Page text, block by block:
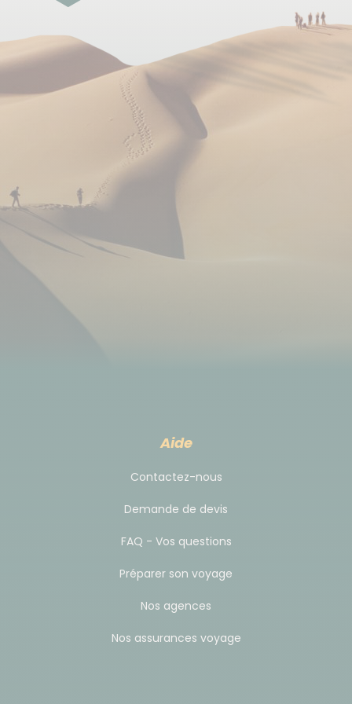
Durant votre séjour, les boissons, autres que
l’eau minérale, sont à votre charge.
Évitez autant que possible l’achat de bouteilles
en plastique qu’il faut ensuite recycler, nous vous
recommandons de prendre une gourde
Les Mongols sont de grands buveurs de thé salé : le
süütei tsai, le breuvage national. Une autre boisson
prisée des hommes est l'arkhi (vodka) et ceux qui
refusent d'en boire perdent l'estime de leurs
congénères. Les éleveurs produisent leur propre
boisson, l'aïrag : du lait de jument fermenté, avec un
À Oulan-Bator: hôtel 2 ou 3* (standard du pays) en
chambre twin, salle de bain privative.
http://www.voyagehotel.mn/
*en fonction de la disponibilité. En cas
En yourte chez l'habitant : nous privilégions au
maximum les yourtes chez l'habitant : elles sont
Aide
Contactez-nous
Demande de devis
FAQ - Vos questions
Préparer son voyage
Nos agences
Nos assurances voyage